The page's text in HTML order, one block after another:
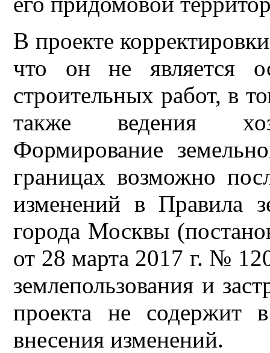
В проекте
что он не является
строительных работ, в
также ведения
Формирование
границах возможно
изменений в Правила
города Москвы
от 28 марта 2017 г. №
землепользования и
проекта не содержит
внесения изменений.